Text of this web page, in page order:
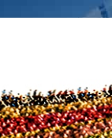
Wir nutzen Cookies
helfen, diese
Wenn Sie unter 16
müssen Sie Ihre